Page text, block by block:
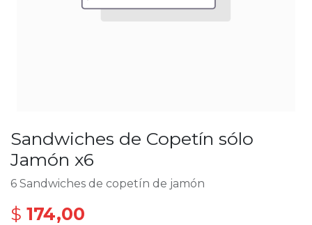
Sandwiches de Copetín sólo
Jamón x6
6 Sandwiches de copetín de jamón
$ 174,00